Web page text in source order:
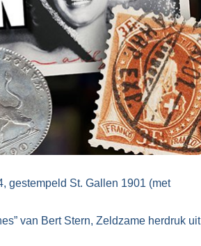
gestempeld St. Gallen 1901 (met
van Bert Stern, Zeldzame herdruk uit